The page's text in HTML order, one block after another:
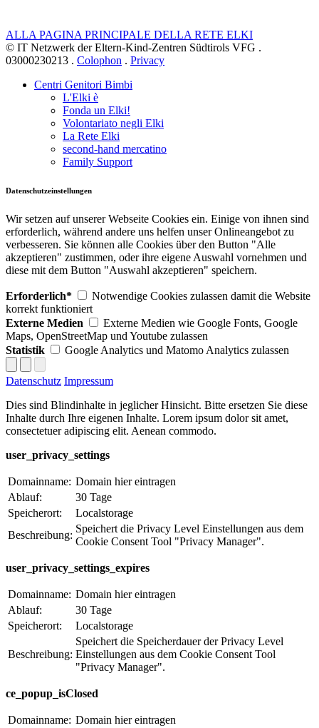
ALLA PAGINA PRINCIPALE DELLA RETE ELKI
© IT Netzwerk der Eltern-Kind-Zentren Südtirols VFG .
03000230213 . Colophon . Privacy
Centri Genitori Bimbi
L'Elki è
Fonda un Elki!
Volontariato negli Elki
La Rete Elki
second-hand mercatino
Family Support
Datenschutzeinstellungen
Wir setzen auf unserer Webseite Cookies ein. Einige von ihnen sind
erforderlich, während andere uns helfen unser Onlineangebot zu
verbesseren. Sie können alle Cookies über den Button "Alle
akzeptieren" zustimmen, oder ihre eigene Auswahl vornehmen und
diese mit dem Button "Auswahl akzeptieren" speichern.
Erforderlich*
Notwendige Cookies zulassen damit die Website
korrekt funktioniert
Externe Medien
Externe Medien wie Google Fonts, Google
Maps, OpenStreetMap und Youtube zulassen
Statistik
Google Analytics und Matomo Analytics zulassen
Datenschutz Impressum
Dies sind Blindinhalte in jeglicher Hinsicht. Bitte ersetzen Sie diese
Inhalte durch Ihre eigenen Inhalte. Lorem ipsum dolor sit amet,
consectetuer adipiscing elit. Aenean commodo.
user_privacy_settings
Domainname: Domain hier eintragen
Ablauf:
30 Tage
Speicherort:
Localstorage
Beschreibung:
Speichert die Privacy Level Einstellungen aus dem
Cookie Consent Tool "Privacy Manager".
user_privacy_settings_expires
Domainname: Domain hier eintragen
Ablauf:
30 Tage
Speicherort:
Localstorage
Beschreibung:
Speichert die Speicherdauer der Privacy Level
Einstellungen aus dem Cookie Consent Tool
"Privacy Manager".
ce_popup_isClosed
Domainname: Domain hier eintragen